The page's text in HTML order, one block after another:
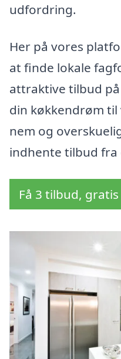
udfordring.
Her på vores
at finde lokale
attraktive tilbud
din køkkendrøm
nem og
indhente tilbud fra
Få 3 tilbud,